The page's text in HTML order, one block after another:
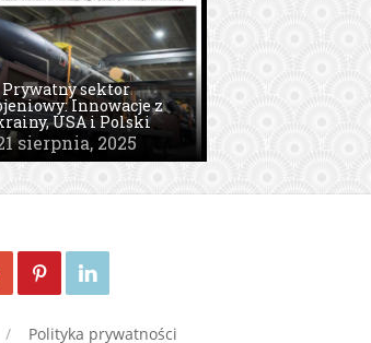
Prywatny sektor
Innowacje z
USA i Polski
sierpnia, 2025
potrafi, czyli o
sukcesach
rodzimych firm
6 marca, 2017
Polityka prywatności